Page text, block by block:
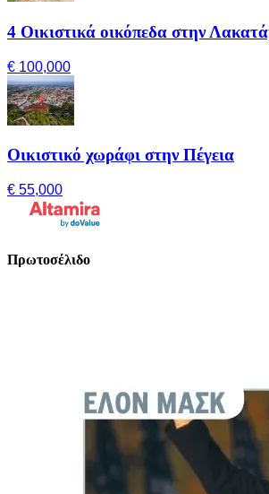
4 Οικιστικά οικόπεδα στην
€ 100,000
Οικιστικό χωράφι στην Πέγεια
€ 55,000
Πρωτοσέλιδο